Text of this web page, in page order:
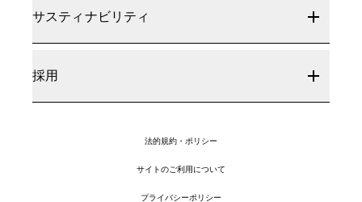
サスティナビリティ
採用
法的規約・ポリシー
サイトのご利用について
プライバシーポリシー